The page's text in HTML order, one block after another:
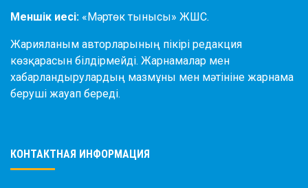
Меншік иесі: «Мәртөк тынысы» ЖШС.
Жарияланым авторларының пікірі редакция
көзқарасын білдірмейді. Жарнамалар мен
хабарландырулардың мазмұны мен мәтініне жарнама
беруші жауап береді.
КОНТАКТНАЯ ИНФОРМАЦИЯ